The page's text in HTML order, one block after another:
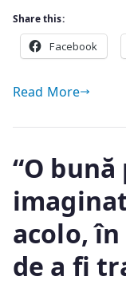
Share this:
Facebook
Read More
“O
acolo,
de a fi